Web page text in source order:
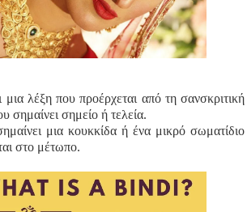
μια λέξη που προέρχεται από τη σανσκριτική
σημαίνει σημείο ή τελεία.
μια κουκκίδα ή ένα μικρό σωματίδιο
στο μέτωπο.